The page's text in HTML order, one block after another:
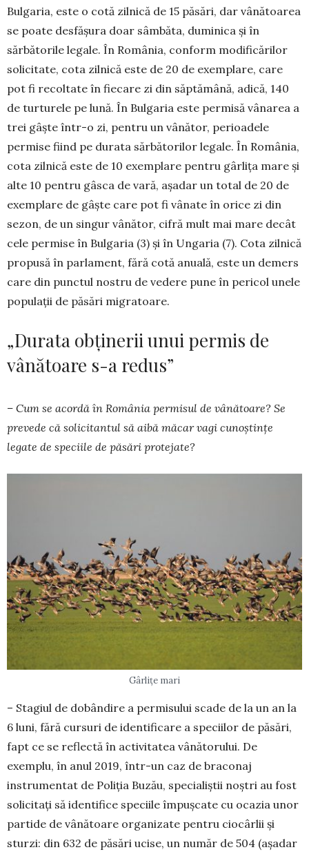
Bulgaria, este o cotă zilnică de 15 păsări, dar vâ­nătoarea
se poate desfășura doar sâmbăta, dumi­ni­ca și în
sărbătorile legale. În România, conform mo­di­ficărilor
solicitate, cota zilnică este de 20 de exem­­­­plare, care
pot fi recoltate în fiecare zi din săp­tămână, adică, 140
de turturele pe lună. În Bulgaria este permisă vâna­rea a
trei gâște într-o zi, pentru un vânător, perioa­dele
permise fiind pe durata săr­bă­torilor legale. În România,
cota zilnică este de 10 exemplare pentru gârlița mare și
alte 10 pentru gâs­ca de vară, așadar un total de 20 de
exemplare de gâș­­te care pot fi vânate în orice zi din
sezon, de un sin­­­gur vânător, cifră mult mai mare decât
cele per­mise în Bulgaria (3) și în Ungaria (7). Cota zil­nică
pro­pusă în parlament, fără cotă anuală, este un de­mers
care din punctul nostru de vedere pune în pe­ricol unele
populații de păsări migratoare.
„Durata obținerii unui permis de
vânătoare s-a redus”
– Cum se acordă în România permisul de vâ­nătoare? Se
prevede că solicitantul să aibă mă­car vagi cunoștințe
legate de speciile de păsări pro­te­jate?
Gârlițe mari
– Stagiul de dobândire a permisului scade de la un an la
6 luni, fără cursuri de identificare a spe­ciilor de păsări,
fapt ce se reflectă în activitatea vâ­nătorului. De
exemplu, în anul 2019, într-un caz de braconaj
instrumentat de Poliția Buzău, specialiștii noștri au fost
solicitați să identifice speciile împuș­cate cu ocazia unor
partide de vânătoare organizate pentru ciocârlii și
sturzi: din 632 de păsări ucise, un număr de 504 (așadar